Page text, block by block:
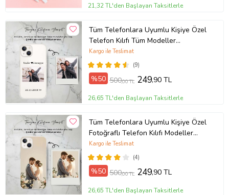
21,32 TL'den Başlayan Taksitlerle
Tüm Telefonlara Uyumlu Kişiye Özel
Telefon Kılıfı Tüm Modeller
Açıklamada
(9)
Kargo ile Teslimat
%50 500,00 TL 249,90 TL
26,65 TL'den Başlayan Taksitlerle
Tüm Telefonlara Uyumlu Kişiye Özel
Fotoğraflı Telefon Kılıfı Modeller
Açıklamada
(4)
Kargo ile Teslimat
%50 500,00 TL 249,90 TL
26,65 TL'den Başlayan Taksitlerle